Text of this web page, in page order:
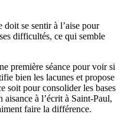
doit se sentir à l’aise pour
difficultés, ce qui semble
première séance pour voir si
bien les lacunes et propose
soit pour consolider les bases
à l’écrit à Saint-Paul,
faire la différence.